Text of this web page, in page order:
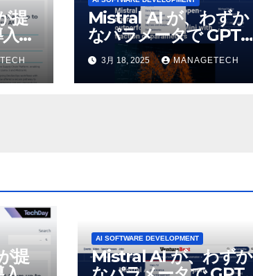
提
を
Mistral AI が、わずか
なパラメータで GPT-
4o Mini を上回る新し
いオープンソース モ
デルをリリース |
3月 18, 2025 MANAGETECH
提
AI SOFTWARE DEVELOPMENT
Mistral AI が、わずか